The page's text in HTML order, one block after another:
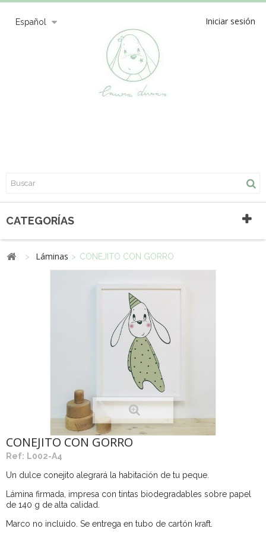
Español Iniciar sesión
CATEGORÍAS
> Láminas > CONEJITO CON GORRO
CONEJITO CON GORRO
Ref: L002-A4
Un dulce conejito alegrará la habitación de tu peque.
Lámina firmada, impresa con tintas biodegradables sobre papel
de 140 g de alta calidad.
Marco no incluido. Se entrega en tubo de cartón kraft.